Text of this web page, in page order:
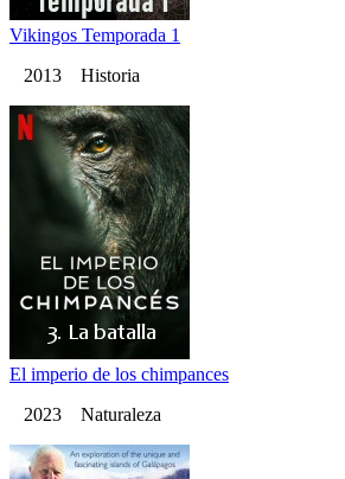
Vikingos Temporada 1
2013 Historia
El imperio de los chimpances
2023 Naturaleza